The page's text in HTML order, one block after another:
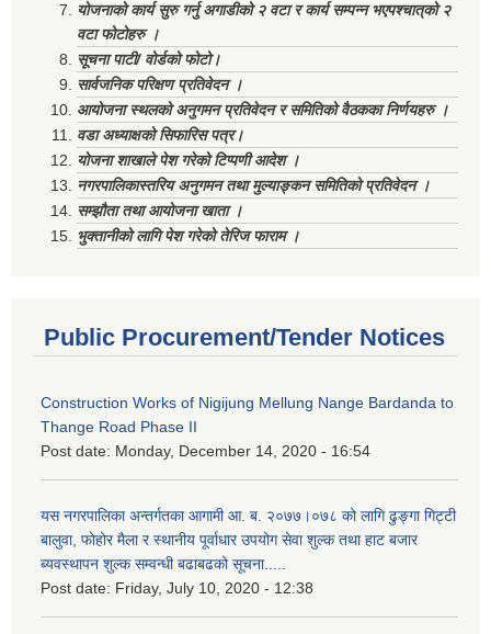
योजनाको कार्य सुरु गर्नु अगाडीको २ वटा र कार्य सम्पन्न भएपश्चात्‌को २
वटा फोटोहरु ।
सूचना पाटी/ वोर्डको फोटो।
सार्वजनिक परिक्षण प्रतिवेदन ।
आयोजना स्थलको अनुगमन प्रतिवेदन र समितिको वैठकका निर्णयहरु ।
वडा अध्याक्षको सिफारिस पत्र।
योजना शाखाले पेश गरेको टिप्पणी आदेश ।
नगरपालिकास्तरिय अनुगमन तथा मुल्याङ्कन समितिको प्रतिवेदन ।
सम्झौता तथा आयोजना खाता ।
भुक्तानीको लागि पेश गरेको तेरिज फाराम ।
Public Procurement/Tender Notices
Construction Works of Nigijung Mellung Nange Bardanda to
Thange Road Phase II
Post date: Monday, December 14, 2020 - 16:54
यस नगरपालिका अन्तर्गतका आगामी आ. ब. २०७७।०७८ को लागि ढुङ्गा गिट्टी
बालुवा, फोहोर मैला र स्थानीय पूर्वाधार उपयोग सेवा शुल्क तथा हाट बजार
ब्यवस्थापन शुल्क सम्वन्धी बढाबढको सूचना.....
Post date: Friday, July 10, 2020 - 12:38